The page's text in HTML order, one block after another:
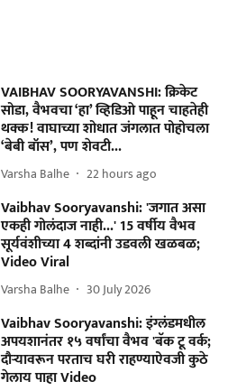
VAIBHAV SOORYAVANSHI: क्रिकेट
सोडा, वैभवचा ‘हा’ व्हिडिओ पाहून चाहतेही
थक्क! वाघाच्या शोधात जंगलात पोहोचला
‘बेबी बॉस’, पण शेवटी...
Varsha Balhe 22 hours ago
Vaibhav Sooryavanshi: 'जगात असा
एकही गोलंदाज नाही...' 15 वर्षीय वैभव
सूर्यवंशीच्या 4 शब्दांनी उडवली खळबळ;
Video Viral
Varsha Balhe 30 July 2026
Vaibhav Sooryavanshi: इंग्लंडमधील
अपयशानंतर १५ वर्षांचा वैभव 'बॅक टू वर्क;
दौऱ्यावरून परताच घरी राहण्याऐवजी कुठे
गेलाय पाहा Video